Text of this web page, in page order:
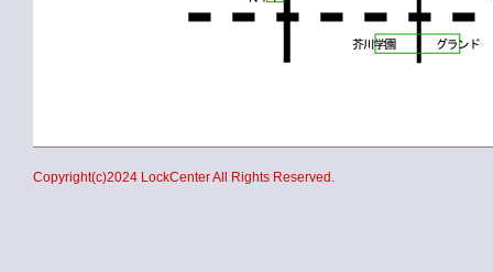
Copyright(c)2024 LockCenter All Rights Reserved.